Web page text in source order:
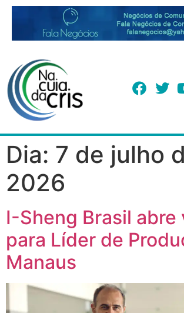
Dia: 7 de julho
2026
I-Sheng Brasil abre
para Líder de
Manaus